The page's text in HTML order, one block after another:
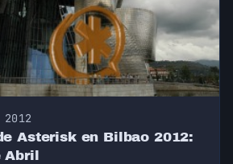
Asterisk en Bilbao 2012:
Abril